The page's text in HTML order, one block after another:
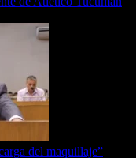
del maquillaje”